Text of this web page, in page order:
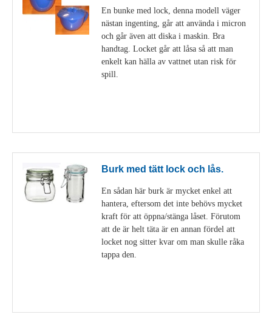
En bunke med lock, denna modell väger
nästan ingenting, går att använda i micron
och går även att diska i maskin. Bra
handtag. Locket går att låsa så att man
enkelt kan hälla av vattnet utan risk för
spill.
Burk med tätt lock och lås.
En sådan här burk är mycket enkel att
hantera, eftersom det inte behövs mycket
kraft för att öppna/stänga låset. Förutom
att de är helt täta är en annan fördel att
locket nog sitter kvar om man skulle råka
tappa den.